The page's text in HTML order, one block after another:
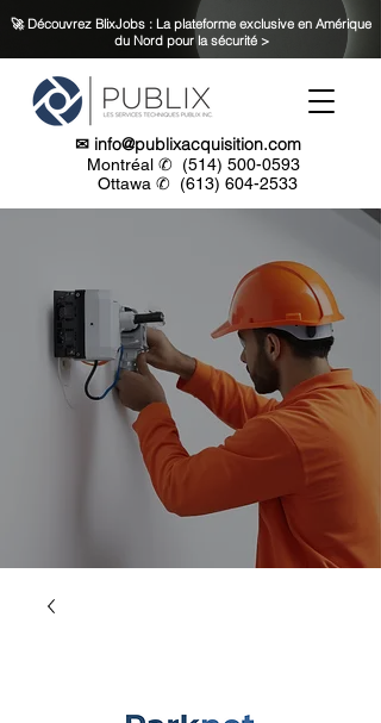
✉ info@publixacquisition.com
Montréal ✆ (514) 500-0593
Ottawa ✆ (613) 604-2533
🚀 Découvrez BlixJobs : La plateforme exclusive en Amérique
du Nord pour la sécurité >